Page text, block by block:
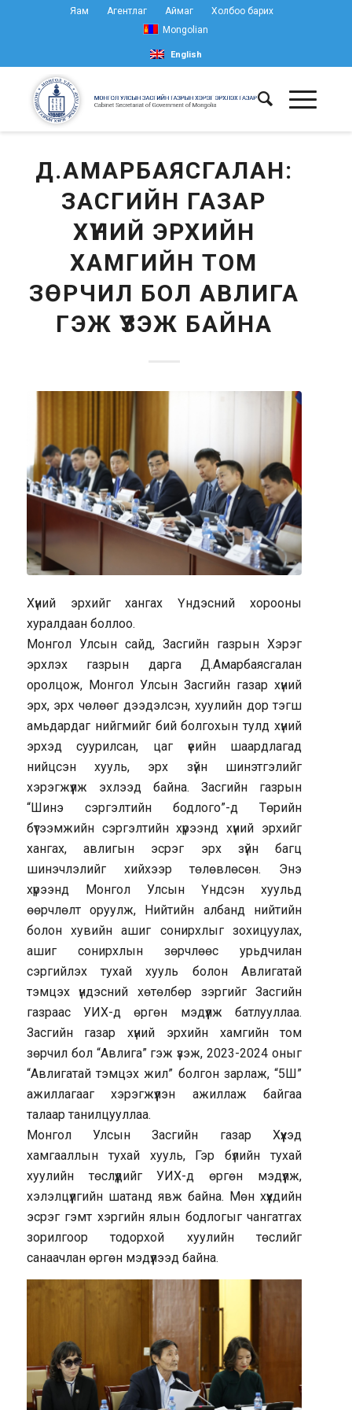
Яам Агентлаг Аймаг
Холбоо барих
Mongolian
English
Д.АМАРБАЯСГАЛАН:
ЗАСГИЙН ГАЗАР
ХҮНИЙ ЭРХИЙН
ХАМГИЙН ТОМ
ЗӨРЧИЛ БОЛ АВЛИГА
ГЭЖ ҮЗЭЖ БАЙНА
Хүний эрхийг хангах Үндэсний хорооны
хуралдаан боллоо.
Монгол Улсын сайд, Засгийн газрын Хэрэг
эрхлэх газрын дарга Д.Амарбаясгалан
оролцож, Монгол Улсын Засгийн газар хүний
эрх, эрх чөлөөг дээдэлсэн, хуулийн дор тэгш
амьдардаг нийгмийг бий болгохын тулд хүний
эрхэд суурилсан, цаг үеийн шаардлагад
нийцсэн хууль, эрх зүйн шинэтгэлийг
хэрэгжүүлж эхлээд байна. Засгийн газрын
“Шинэ сэргэлтийн бодлого”-д Төрийн
бүтээмжийн сэргэлтийн хүрээнд хүний эрхийг
хангах, авлигын эсрэг эрх зүйн багц
шинэчлэлийг хийхээр төлөвлөсөн. Энэ
хүрээнд Монгол Улсын Үндсэн хуульд
өөрчлөлт оруулж, Нийтийн албанд нийтийн
болон хувийн ашиг сонирхлыг зохицуулах,
ашиг сонирхлын зөрчлөөс урьдчилан
сэргийлэх тухай хууль болон Авлигатай
тэмцэх үндэсний хөтөлбөр зэргийг Засгийн
газраас УИХ-д өргөн мэдүүлж батлууллаа.
Засгийн газар хүний эрхийн хамгийн том
зөрчил бол “Авлига” гэж үзэж, 2023-2024 оныг
“Авлигатай тэмцэх жил” болгон зарлаж, “5Ш”
ажиллагааг хэрэгжүүлэн ажиллаж байгаа
талаар танилцууллаа.
Монгол Улсын Засгийн газар Хүүхэд
хамгааллын тухай хууль, Гэр бүлийн тухай
хуулийн төслүүдийг УИХ-д өргөн мэдүүлж,
хэлэлцүүлгийн шатанд явж байна. Мөн хүүхдийн
эсрэг гэмт хэргийн ялын бодлогыг чангатгах
зорилгоор тодорхой хуулийн төслийг
санаачлан өргөн мэдүүлээд байна.